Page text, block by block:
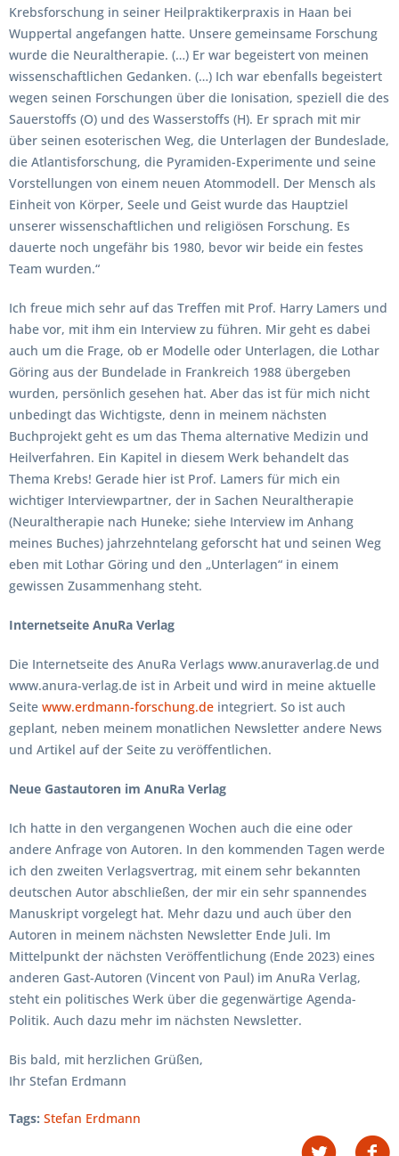
Krebsforschung in seiner Heilpraktikerpraxis in Haan bei
Wuppertal angefangen hatte. Unsere gemeinsame Forschung
wurde die Neuraltherapie. (…) Er war begeistert von meinen
wissenschaftlichen Gedanken. (…) Ich war ebenfalls begeistert
wegen seinen Forschungen über die Ionisation, speziell die des
Sauerstoffs (O) und des Wasserstoffs (H). Er sprach mit mir
über seinen esoterischen Weg, die Unterlagen der Bundeslade,
die Atlantisforschung, die Pyramiden-Experimente und seine
Vorstellungen von einem neuen Atommodell. Der Mensch als
Einheit von Körper, Seele und Geist wurde das Hauptziel
unserer wissenschaftlichen und religiösen Forschung. Es
dauerte noch ungefähr bis 1980, bevor wir beide ein festes
Team wurden.“
Ich freue mich sehr auf das Treffen mit Prof. Harry Lamers und
habe vor, mit ihm ein Interview zu führen. Mir geht es dabei
auch um die Frage, ob er Modelle oder Unterlagen, die Lothar
Göring aus der Bundelade in Frankreich 1988 übergeben
wurden, persönlich gesehen hat. Aber das ist für mich nicht
unbedingt das Wichtigste, denn in meinem nächsten
Buchprojekt geht es um das Thema alternative Medizin und
Heilverfahren. Ein Kapitel in diesem Werk behandelt das
Thema Krebs! Gerade hier ist Prof. Lamers für mich ein
wichtiger Interviewpartner, der in Sachen Neuraltherapie
(Neuraltherapie nach Huneke; siehe Interview im Anhang
meines Buches) jahrzehntelang geforscht hat und seinen Weg
eben mit Lothar Göring und den „Unterlagen“ in einem
gewissen Zusammenhang steht.
Internetseite AnuRa Verlag
Die Internetseite des AnuRa Verlags www.anuraverlag.de und
www.anura-verlag.de ist in Arbeit und wird in meine aktuelle
Seite www.erdmann-forschung.de integriert. So ist auch
geplant, neben meinem monatlichen Newsletter andere News
und Artikel auf der Seite zu veröffentlichen.
Neue Gastautoren im AnuRa Verlag
Ich hatte in den vergangenen Wochen auch die eine oder
andere Anfrage von Autoren. In den kommenden Tagen werde
ich den zweiten Verlagsvertrag, mit einem sehr bekannten
deutschen Autor abschließen, der mir ein sehr spannendes
Manuskript vorgelegt hat. Mehr dazu und auch über den
Autoren in meinem nächsten Newsletter Ende Juli. Im
Mittelpunkt der nächsten Veröffentlichung (Ende 2023) eines
anderen Gast-Autoren (Vincent von Paul) im AnuRa Verlag,
steht ein politisches Werk über die gegenwärtige Agenda-
Politik. Auch dazu mehr im nächsten Newsletter.
Bis bald, mit herzlichen Grüßen,
Ihr Stefan Erdmann
Tags: Stefan Erdmann